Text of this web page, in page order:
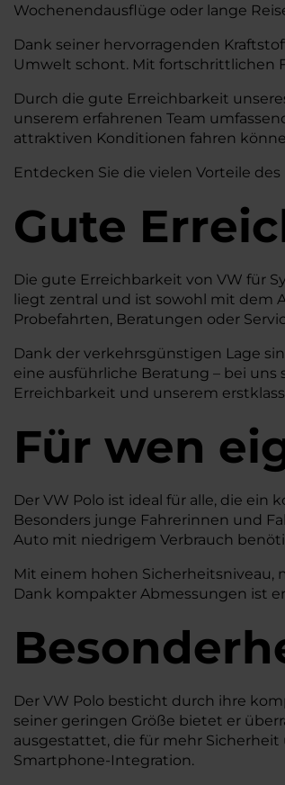
Wochenendausflüge oder lange
Dank seiner hervorragenden
Umwelt schont. Mit fortschrittlichen
Durch die gute Erreichbarkeit
unserem erfahrenen Team
attraktiven Konditionen fahren
Entdecken Sie die vielen Vorteile
Gute
Die gute Erreichbarkeit von VW für
liegt zentral und ist sowohl mit dem
Probefahrten, Beratungen oder
Dank der verkehrsgünstigen Lage
eine ausführliche Beratung – bei
Erreichbarkeit und unserem
Für wen
Der VW Polo ist ideal für alle, die
Besonders junge Fahrerinnen und
Auto mit niedrigem Verbrauch
Mit einem hohen
Dank kompakter Abmessungen ist
Der VW Polo besticht durch ihre
seiner geringen Größe bietet er
ausgestattet, die für mehr
Smartphone-Integration.